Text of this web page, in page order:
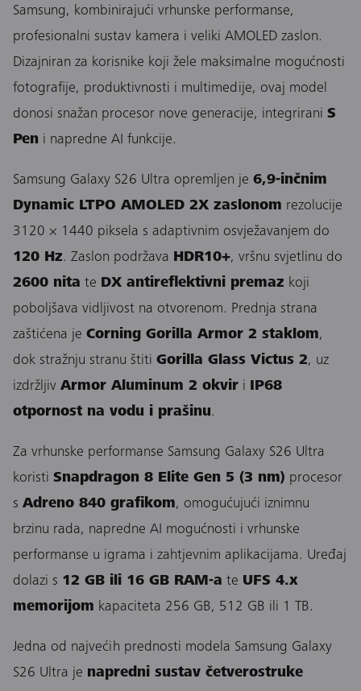
Samsung, kombinirajući vrhunske performanse,
profesionalni sustav kamera i veliki AMOLED zaslon.
Dizajniran za korisnike koji žele maksimalne mogućnosti
fotografije, produktivnosti i multimedije, ovaj model
donosi snažan procesor nove generacije, integrirani S
Pen i napredne AI funkcije.
Samsung Galaxy S26 Ultra opremljen je 6,9-inčnim
Dynamic LTPO AMOLED 2X zaslonom rezolucije
3120 × 1440 piksela s adaptivnim osvježavanjem do
120 Hz. Zaslon podržava HDR10+, vršnu svjetlinu do
2600 nita te DX antireflektivni premaz koji
poboljšava vidljivost na otvorenom. Prednja strana
zaštićena je Corning Gorilla Armor 2 staklom,
dok stražnju stranu štiti Gorilla Glass Victus 2, uz
izdržljiv Armor Aluminum 2 okvir i IP68
otpornost na vodu i prašinu.
Za vrhunske performanse Samsung Galaxy S26 Ultra
koristi Snapdragon 8 Elite Gen 5 (3 nm) procesor
s Adreno 840 grafikom, omogućujući iznimnu
brzinu rada, napredne AI mogućnosti i vrhunske
performanse u igrama i zahtjevnim aplikacijama. Uređaj
dolazi s 12 GB ili 16 GB RAM-a te UFS 4.x
memorijom kapaciteta 256 GB, 512 GB ili 1 TB.
Jedna od najvećih prednosti modela Samsung Galaxy
S26 Ultra je napredni sustav četverostruke